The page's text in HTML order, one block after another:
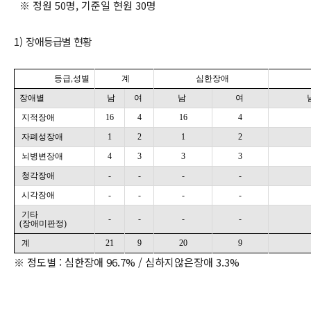
※ 정원 50명, 기준일 현원 30명
1) 장애등급별 현황
등급,성별 계
심한장애
장애별
남 여 남 여
지적장애
16 4 16 4
자폐성장애
1 2 1 2
뇌병변장애
4 3 3 3
청각장애
- - - -
시각장애
- - - -
기타
(장애미판정)
- - - -
계 21 9 20 9
※ 정도별 : 심한장애 96.7% / 심하지않은장애 3.3%